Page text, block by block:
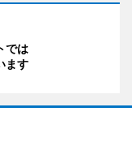
では
ます